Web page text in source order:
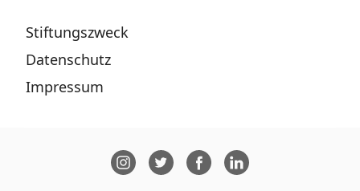
Stiftungszweck
Datenschutz
Impressum